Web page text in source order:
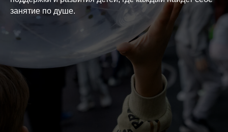
занятие по душе.